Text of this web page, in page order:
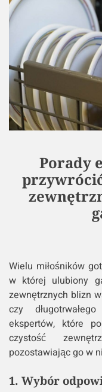
Porady
Wielu miłośników
w której ulubiony
zewnętrznych blizn
czy
ekspertów, które
czystość
pozostawiając go w
1. Wybór